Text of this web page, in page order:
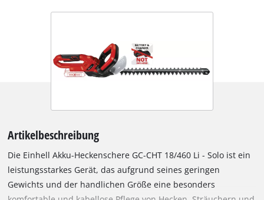
Artikelbeschreibung
Die Einhell Akku-Heckenschere GC-CHT 18/460 Li - Solo ist ein
leistungsstarkes Gerät, das aufgrund seines geringen
Gewichts und der handlichen Größe eine besonders